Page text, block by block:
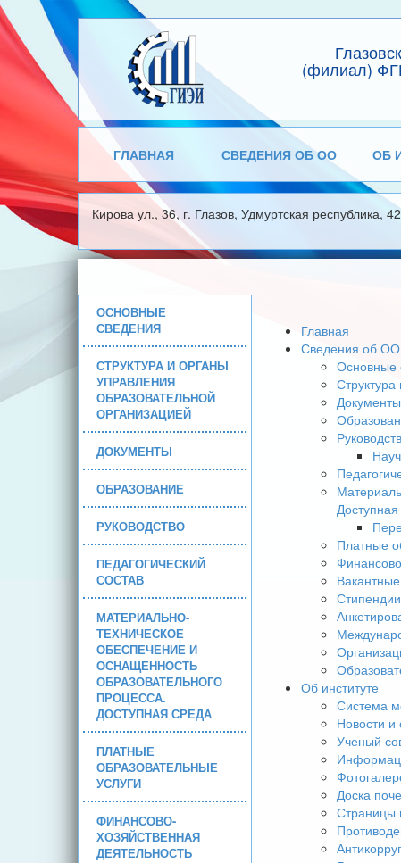
(филиал)
ГЛАВНАЯ СВЕДЕНИЯ ОБ ОО ОБ
Кирова ул., 36, г. Глазов, Удмуртская республика,
ОСНОВНЫЕ
СВЕДЕНИЯ
СТРУКТУРА И ОРГАНЫ
УПРАВЛЕНИЯ
ОБРАЗОВАТЕЛЬНОЙ
ОРГАНИЗАЦИЕЙ
ДОКУМЕНТЫ
ОБРАЗОВАНИЕ
РУКОВОДСТВО
ПЕДАГОГИЧЕСКИЙ
СОСТАВ
МАТЕРИАЛЬНО-
ТЕХНИЧЕСКОЕ
ОБЕСПЕЧЕНИЕ И
ОСНАЩЕННОСТЬ
ОБРАЗОВАТЕЛЬНОГО
ПРОЦЕССА.
ДОСТУПНАЯ СРЕДА
ПЛАТНЫЕ
ОБРАЗОВАТЕЛЬНЫЕ
УСЛУГИ
ФИНАНСОВО-
ХОЗЯЙСТВЕННАЯ
ДЕЯТЕЛЬНОСТЬ
Главная
Сведения об ОО
Основные
Документы
Платные
Об институте
Система
Новости и
Ученый
Доска
Страницы